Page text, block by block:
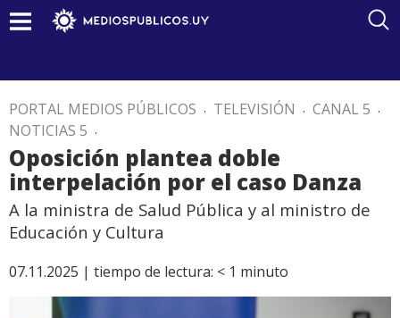
PORTAL MEDIOS PÚBLICOS . TELEVISIÓN . CANAL 5 .
NOTICIAS 5 .
Oposición plantea doble
interpelación por el caso Danza
A la ministra de Salud Pública y al ministro de
Educación y Cultura
07.11.2025 | tiempo de lectura: < 1 minuto